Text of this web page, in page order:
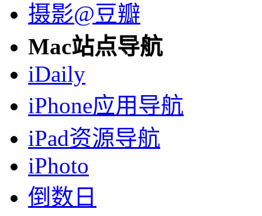
摄影@豆瓣
Mac站点导航
iDaily
iPhone应用导航
iPad资源导航
iPhoto
倒数日